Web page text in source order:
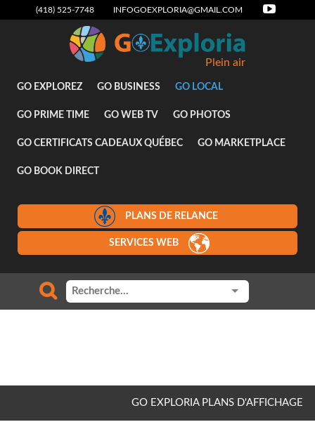
(418) 525-7748 INFOGOEXPLORIA@GMAIL.COM
Plein air
GO EXPLOREZ GO BUSINESS GO LOCAL
GO PRIME TIME GO WEB TV GO PHOTOS
GO CERTIFICATS CADEAUX QUÉBEC GO MARKETPLACE
GO BOOK DIRECT
PLANS DE RELANCE
SERVICES WEB
GO EXPLORIA PLANS D'AFFICHAGE